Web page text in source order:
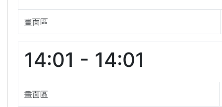
畫面區
14:01 - 14:01
畫面區